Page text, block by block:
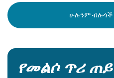
ሁሉንም ብሎጎች
የመልሶ ጥሪ